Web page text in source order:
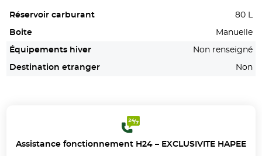
Réservoir carburant 80 L
Boite Manuelle
Équipements hiver Non renseigné
Destination etranger Non
Assistance fonctionnement H24 – EXCLUSIVITE HAPEE